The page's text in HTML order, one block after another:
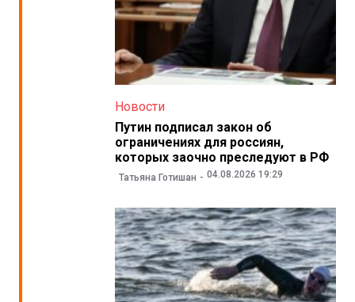
Новости
Путин подписал закон об
ограничениях для россиян,
которых заочно преследуют в РФ
Татьяна Готишан 04.08.2026 19:29